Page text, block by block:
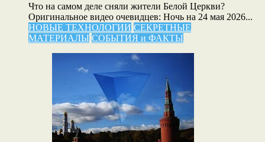
Что на самом деле сняли жители Белой Церкви?
Оригинальное видео очевидцев: Ночь на 24 мая 2026...
НОВЫЕ ТЕХНОЛОГИИ СЕКРЕТНЫЕ
МАТЕРИАЛЫ СОБЫТИЯ и ФАКТЫ